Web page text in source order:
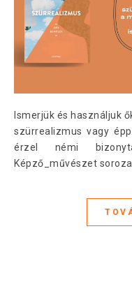
szürrealizmus vagy
érzel némi
Képző_művészet